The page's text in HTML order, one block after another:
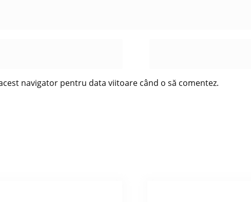
navigator pentru data viitoare când o să comentez.